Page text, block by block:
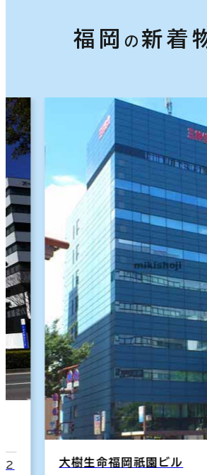
福岡 の 新着
井門博多ビルイースト
福岡市博多区住吉2-2-1
交通：櫛田神社前(福岡市営
口 4分